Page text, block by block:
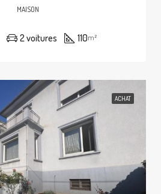
MAISON
2 voitures 110m²
ACHAT